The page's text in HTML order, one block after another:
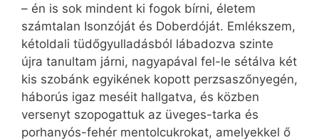
– én is sok mindent ki fogok bírni, életem
számtalan Isonzóját és Doberdóját. Emlékszem,
kétoldali tüdőgyulladásból lábadozva szinte
újra tanultam járni, nagyapával fel-le sétálva két
kis szobánk egyikének kopott perzsaszőnyegén,
háborús igaz meséit hallgatva, és közben
versenyt szopogattuk az üveges-tarka és
porhanyós-fehér mentolcukrokat, amelyekkel ő